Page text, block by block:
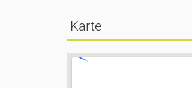
Karte